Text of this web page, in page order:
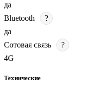
да
Bluetooth
?
да
Сотовая связь
?
4G
Технические